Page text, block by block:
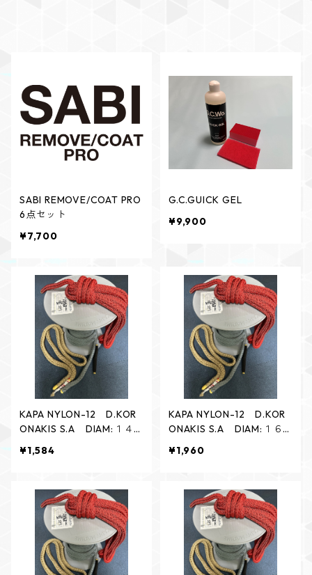
SABI REMOVE/COAT PRO
6点セット
¥7,700
G.C.GUICK GEL
¥9,900
KAPA NYLON-12 D.KOR
ONAKIS S.A DIAM:１４
¥1,584
KAPA NYLON-12 D.KOR
ONAKIS S.A DIAM:１６
¥1,960